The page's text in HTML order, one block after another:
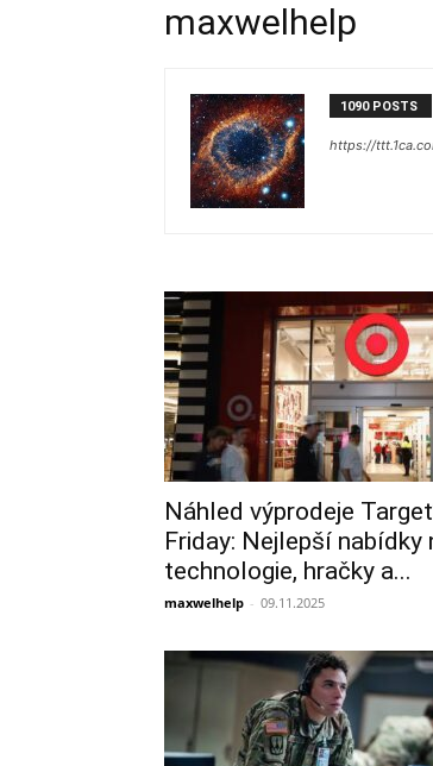
maxwelhelp
1090 POSTS
https://
Náhled výprodeje
Friday: Nejlepší nabídky
technologie, hračky a...
maxwelhelp - 09.11.2025